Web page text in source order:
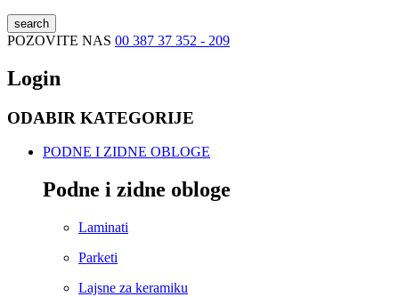
search
POZOVITE NAS 00 387 37 352 - 209
Login
ODABIR KATEGORIJE
PODNE I ZIDNE OBLOGE
Podne i zidne obloge
Laminati
Parketi
Lajsne za keramiku